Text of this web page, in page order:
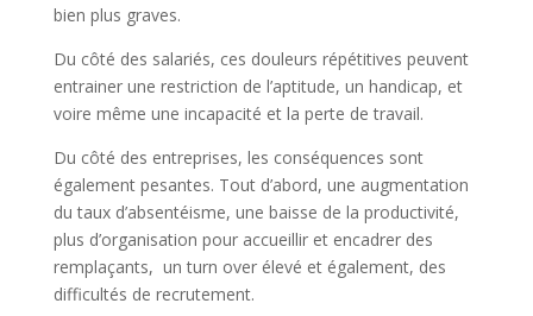
bien plus graves.
Du côté des salariés, ces douleurs répétitives peuvent
entrainer une restriction de l’aptitude, un handicap, et
voire même une incapacité et la perte de travail.
Du côté des entreprises, les conséquences sont
également pesantes. Tout d’abord, une augmentation
du taux d’absentéisme, une baisse de la productivité,
plus d’organisation pour accueillir et encadrer des
remplaçants, un turn over élevé et également, des
difficultés de recrutement.